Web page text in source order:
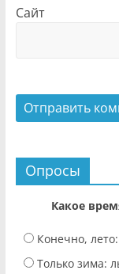
Сайт
Опросы
Какое
Конечно,
Только зима: